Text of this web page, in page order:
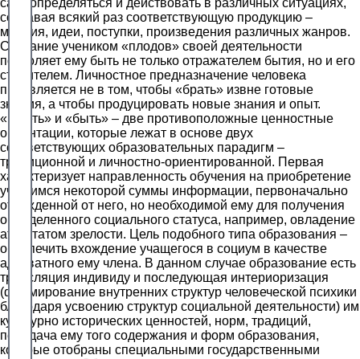
создавая всякий раз соответствующую продукцию –
мнения, идеи, поступки, произведения различных жанров.
Создание учеником «плодов» своей деятельности
позволяет ему быть не только отражателем бытия, но и его
строителем. Личностное предназначение человека
проявляется не в том, чтобы «брать» извне готовые
знания, а чтобы продуцировать новые знания и опыт.
«Иметь» и «быть» – две противоположные ценностные
ориентации, которые лежат в основе двух
соответствующих образовательных парадигм –
традиционной и личностно-ориентированной. Первая
характеризует направленность обучения на приобретение
учащимся некоторой суммы информации, первоначально
отчужденной от него, но необходимой ему для получения
определенного социального статуса, например, овладение
аттестатом зрелости. Цель подобного типа образования –
обеспечить вхождение учащегося в социум в качестве
адекватного ему члена. В данном случае образование есть
трансляция индивиду и последующая интериоризация
(формирование внутренних структур человеческой психики
благодаря усвоению структур социальной деятельности) им
культурно исторических ценностей, норм, традиций,
передача ему того содержания и форм образования,
которые отобраны специальными государственными